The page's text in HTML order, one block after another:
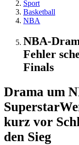
Sport
Basketball
NBA
NBA-
Fehler
Finals
Drama um
Superstar
kurz vor
den Sieg